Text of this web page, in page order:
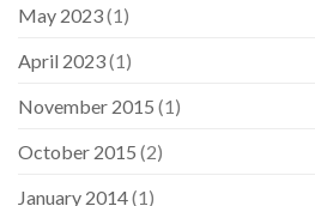
May 2023(1)
April 2023(1)
November 2015 (1)
October 2015 (2)
January 2014(1)